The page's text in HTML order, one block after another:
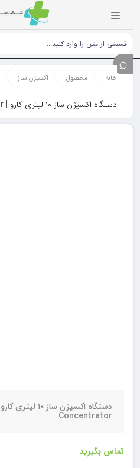
خانه محصول اکسیژن ساز
دستگاه اکسیژن ساز ۱۰ لیتری کارو | K۱۰ Karo Oxygen Concentrator
Concentrator
تماس بگیرید